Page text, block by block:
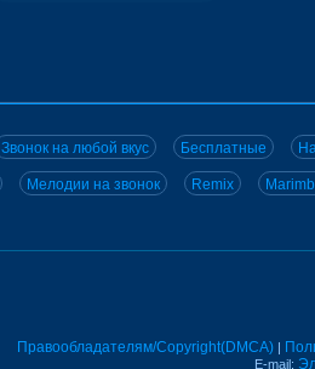
Звонок на любой вкус Бесплатные
Мелодии на звонок Remix
Правообладателям/Copyright(DMCA) |
E-mail: